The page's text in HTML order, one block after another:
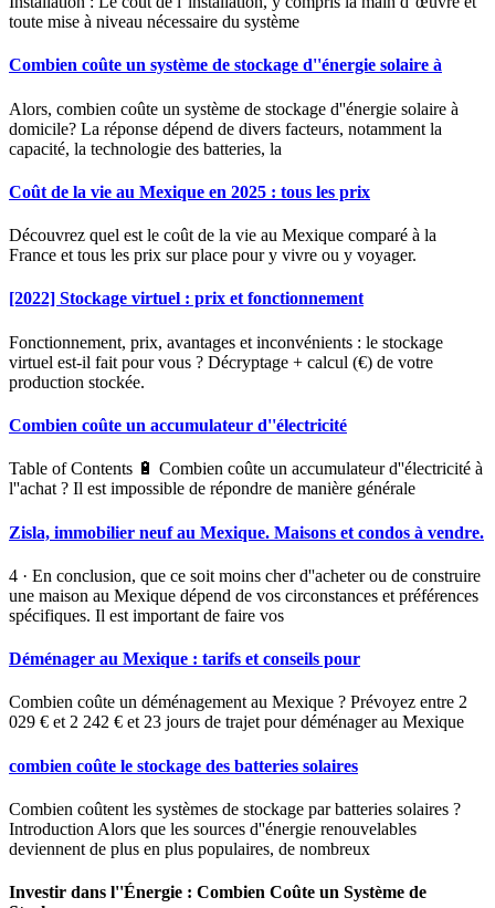
toute mise à niveau nécessaire du système
Combien coûte un système de stockage d''énergie solaire à
Alors, combien coûte un système de stockage d''énergie solaire à
domicile? La réponse dépend de divers facteurs, notamment la
capacité, la technologie des batteries, la
Coût de la vie au Mexique en 2025 : tous les prix
Découvrez quel est le coût de la vie au Mexique comparé à la
France et tous les prix sur place pour y vivre ou y voyager.
[2022] Stockage virtuel : prix et fonctionnement
Fonctionnement, prix, avantages et inconvénients : le stockage
virtuel est-il fait pour vous ? Décryptage + calcul (€) de votre
production stockée.
Combien coûte un accumulateur d''électricité
Table of Contents 🔋 Combien coûte un accumulateur d''électricité à
l''achat ? Il est impossible de répondre de manière générale
Zisla, immobilier neuf au Mexique. Maisons et condos à vendre.
4 · En conclusion, que ce soit moins cher d''acheter ou de construire
une maison au Mexique dépend de vos circonstances et préférences
spécifiques. Il est important de faire vos
Déménager au Mexique : tarifs et conseils pour
Combien coûte un déménagement au Mexique ? Prévoyez entre 2
029 € et 2 242 € et 23 jours de trajet pour déménager au Mexique
combien coûte le stockage des batteries solaires
Combien coûtent les systèmes de stockage par batteries solaires ?
Introduction Alors que les sources d''énergie renouvelables
deviennent de plus en plus populaires, de nombreux
Investir dans l''Énergie : Combien Coûte un Système de